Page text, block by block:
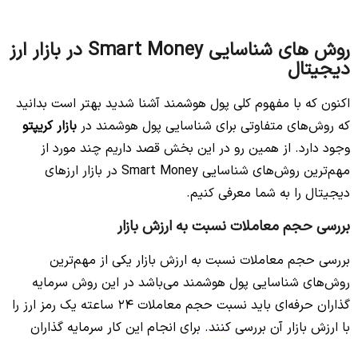
روش های شناسایی Smart Money در بازار ارز
دیجیتال
اکنون که با مفهوم کلی پول هوشمند آشنا شدید بهتر است بدانید
که روش‌های متفاوتی برای شناسایی پول هوشمند در بازار کریپتو
وجود دارد. از همین رو در این بخش قصد داریم چند مورد از
مهم‌ترین روش‌های شناسایی Smart Money در بازار ارزهای
دیجیتال را به شما معرفی کنیم.
بررسی حجم معاملات نسبت به ارزش بازار
بررسی حجم معاملات نسبت به ارزش بازار یکی از مهم‌ترین
روش‌های شناسایی پول هوشمند می‌باشد در این روش سرمایه
گذاران حرفه‌ای باید نسبت حجم معاملات 24 ساعته یک رمز ارز را
با ارزش بازار آن بررسی کنند. برای انجام این کار سرمایه گذاران